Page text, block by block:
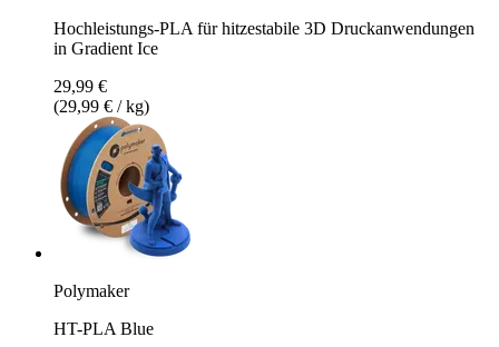
Hochleistungs-PLA für hitzestabile 3D Druckanwendungen
in Gradient Ice
29,99 €
(29,99 € / kg)
Polymaker
HT-PLA Blue